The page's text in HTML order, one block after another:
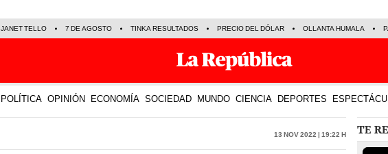
JANET TELLO 7 DE AGOSTO TINKA RESULTADOS PRECIO DEL DÓLAR OLLANTA HUMALA
POLÍTICA OPINIÓN ECONOMÍA SOCIEDAD MUNDO CIENCIA DEPORTES
13 Nov 2022 | 19:22 h TE